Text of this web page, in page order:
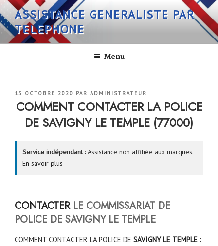
Aller
au
contenu
principal
ASSISTANCE GENERALISTE PAR
TELEPHONE
Menu
PUBLIÉ
LE
15 OCTOBRE 2020 PAR ADMINISTRATEUR
COMMENT CONTACTER LA POLICE
DE SAVIGNY LE TEMPLE (77000)
Service indépendant :Assistance non affiliée aux marques.
En savoir plus
CONTACTERLE COMMISSARIAT DE
POLICE DE SAVIGNY LE TEMPLE
COMMENT CONTACTER LA POLICE DE SAVIGNY LE TEMPLE :